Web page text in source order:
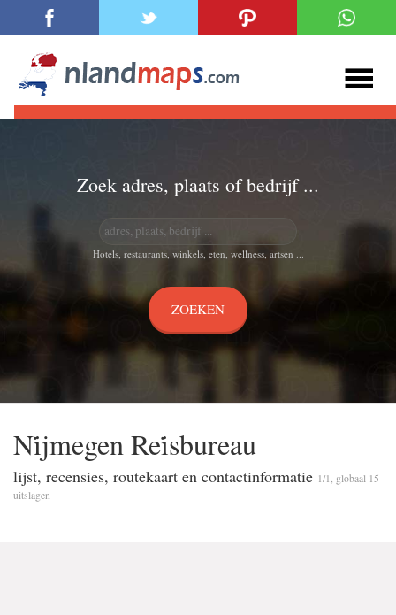
Zoek adres, plaats of bedrijf ...
Hotels, restaurants, winkels, eten, wellness, artsen ...
Ni̇jmegen Rei̇sbureau
lijst, recensies, routekaart en contactinformatie 1/1, globaal 15
uitslagen